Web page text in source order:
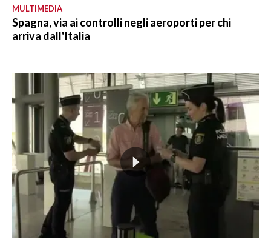
MULTIMEDIA
Spagna, via ai controlli negli aeroporti per chi
arriva dall'Italia